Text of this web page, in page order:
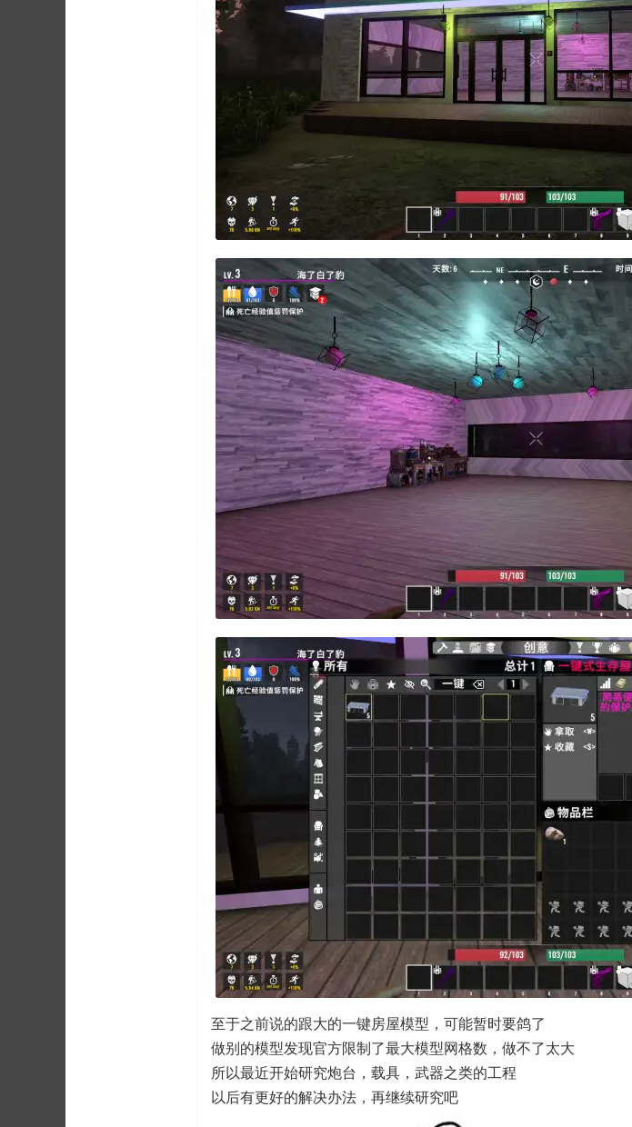
至于之前说的跟大的一键房屋模型，可能暂时要鸽了
做别的模型发现官方限制了最大模型网格数，做不了太大
所以最近开始研究炮台，载具，武器之类的工程
以后有更好的解决办法，再继续研究吧